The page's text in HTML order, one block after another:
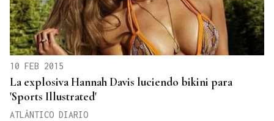
10 FEB 2015
La explosiva Hannah Davis luciendo bikini para
'Sports Illustrated'
ATLÁNTICO DIARIO